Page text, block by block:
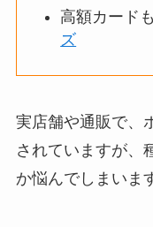
高額カード
ズ
実店舗や通販で、
されていますが、
か悩んでしまいま